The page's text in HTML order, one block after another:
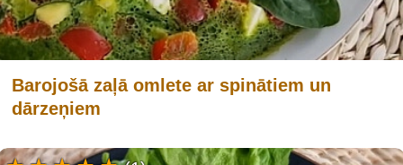
Barojošā zaļā omlete ar spinātiem un
dārzeņiem